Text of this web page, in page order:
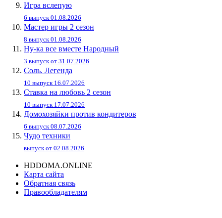
Игра вслепую
6 выпуск 01.08.2026
Мастер игры 2 сезон
8 выпуск 01.08.2026
Ну-ка все вместе Народный
3 выпуск от 31.07.2026
Соль. Легенда
10 выпуск 16.07.2026
Ставка на любовь 2 сезон
10 выпуск 17.07.2026
Домохозяйки против кондитеров
6 выпуск 08.07.2026
Чудо техники
выпуск от 02.08.2026
HDDOMA.ONLINE
Карта сайта
Обратная связь
Правообладателям